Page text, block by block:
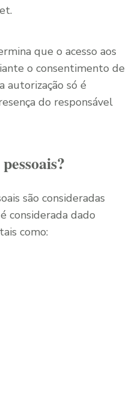
que o acesso aos
o consentimento de
autorização só é
do responsável
são consideradas
considerada dado
como: